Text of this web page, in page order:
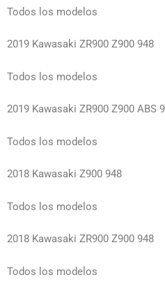
Todos los modelos
2019 Kawasaki ZR900 Z900 948
Todos los modelos
2019 Kawasaki ZR900 Z900 ABS
Todos los modelos
2018 Kawasaki Z900 948
Todos los modelos
2018 Kawasaki ZR900 Z900 948
Todos los modelos